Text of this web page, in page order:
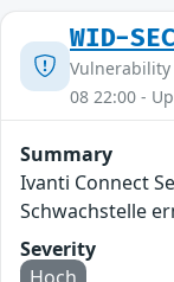
WID-
08 22:00 -
Summary
Ivanti Connect
Schwachstelle
Severity